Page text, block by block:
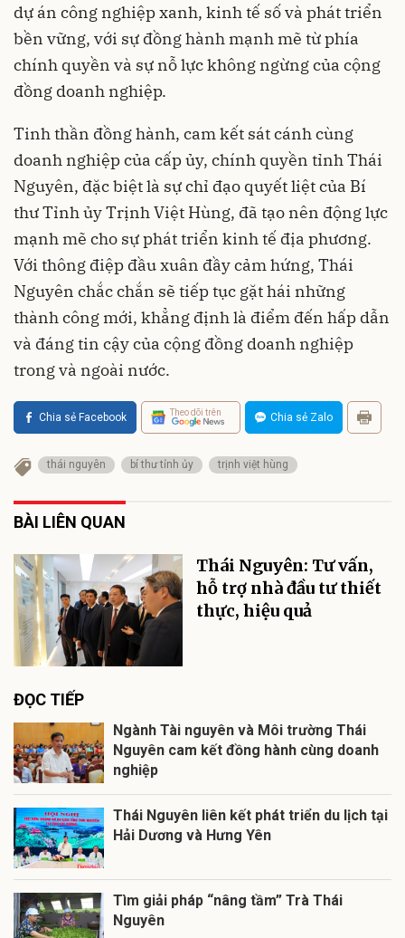
dự án công nghiệp xanh, kinh tế số và phát triển
bền vững, với sự đồng hành mạnh mẽ từ phía
chính quyền và sự nỗ lực không ngừng của cộng
đồng doanh nghiệp.
Tinh thần đồng hành, cam kết sát cánh cùng
doanh nghiệp của cấp ủy, chính quyền tỉnh Thái
Nguyên, đặc biệt là sự chỉ đạo quyết liệt của Bí
thư Tỉnh ủy Trịnh Việt Hùng, đã tạo nên động lực
mạnh mẽ cho sự phát triển kinh tế địa phương.
Với thông điệp đầu xuân đầy cảm hứng, Thái
Nguyên chắc chắn sẽ tiếp tục gặt hái những
thành công mới, khẳng định là điểm đến hấp dẫn
và đáng tin cậy của cộng đồng doanh nghiệp
trong và ngoài nước.
Chia sẻ Facebook Theo dõi trên Chia sẻ Zalo
thái nguyên bí thư tỉnh ủy trịnh việt hùng
BÀI LIÊN QUAN
Thái Nguyên: Tư vấn,
hỗ trợ nhà đầu tư thiết
thực, hiệu quả
ĐỌC TIẾP
Ngành Tài nguyên và Môi trường Thái
Nguyên cam kết đồng hành cùng doanh
nghiệp
Thái Nguyên liên kết phát triển du lịch tại
Hải Dương và Hưng Yên
Tìm giải pháp “nâng tầm” Trà Thái
Nguyên